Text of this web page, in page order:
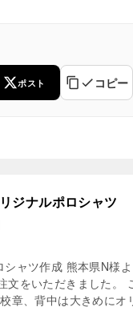
ポスト コピー
ジナルポロシャツ
ャツ作成 熊本県N様よ
文をいただきました。
章、背中は大きめにオ